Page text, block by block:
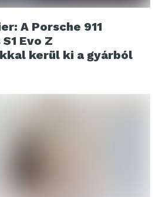
A Porsche 911
Evo Z
kerül ki a gyárból